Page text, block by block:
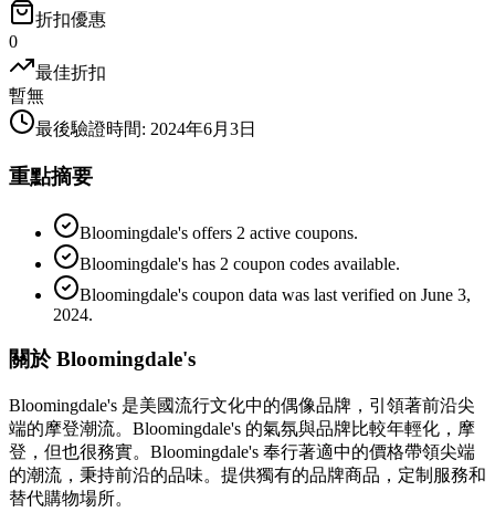
折扣優惠
0
最佳折扣
暫無
最後驗證時間: 2024年6月3日
重點摘要
Bloomingdale's offers 2 active coupons.
Bloomingdale's has 2 coupon codes available.
Bloomingdale's coupon data was last verified on June 3,
2024.
關於 Bloomingdale's
Bloomingdale's 是美國流行文化中的偶像品牌，引領著前沿尖
端的摩登潮流。Bloomingdale's 的氣氛與品牌比較年輕化，摩
登，但也很務實。Bloomingdale's 奉行著適中的價格帶領尖端
的潮流，秉持前沿的品味。提供獨有的品牌商品，定制服務和
替代購物場所。